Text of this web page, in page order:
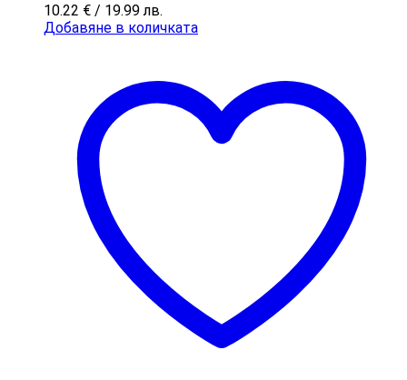
10.22 € / 19.99 лв.
Добавяне в количката